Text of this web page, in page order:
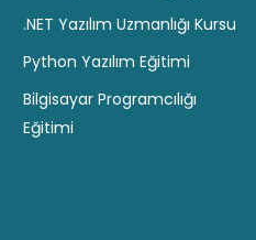
.NET Yazılım Uzmanlığı Kursu
Python Yazılım Eğitimi
Bilgisayar Programcılığı
Eğitimi